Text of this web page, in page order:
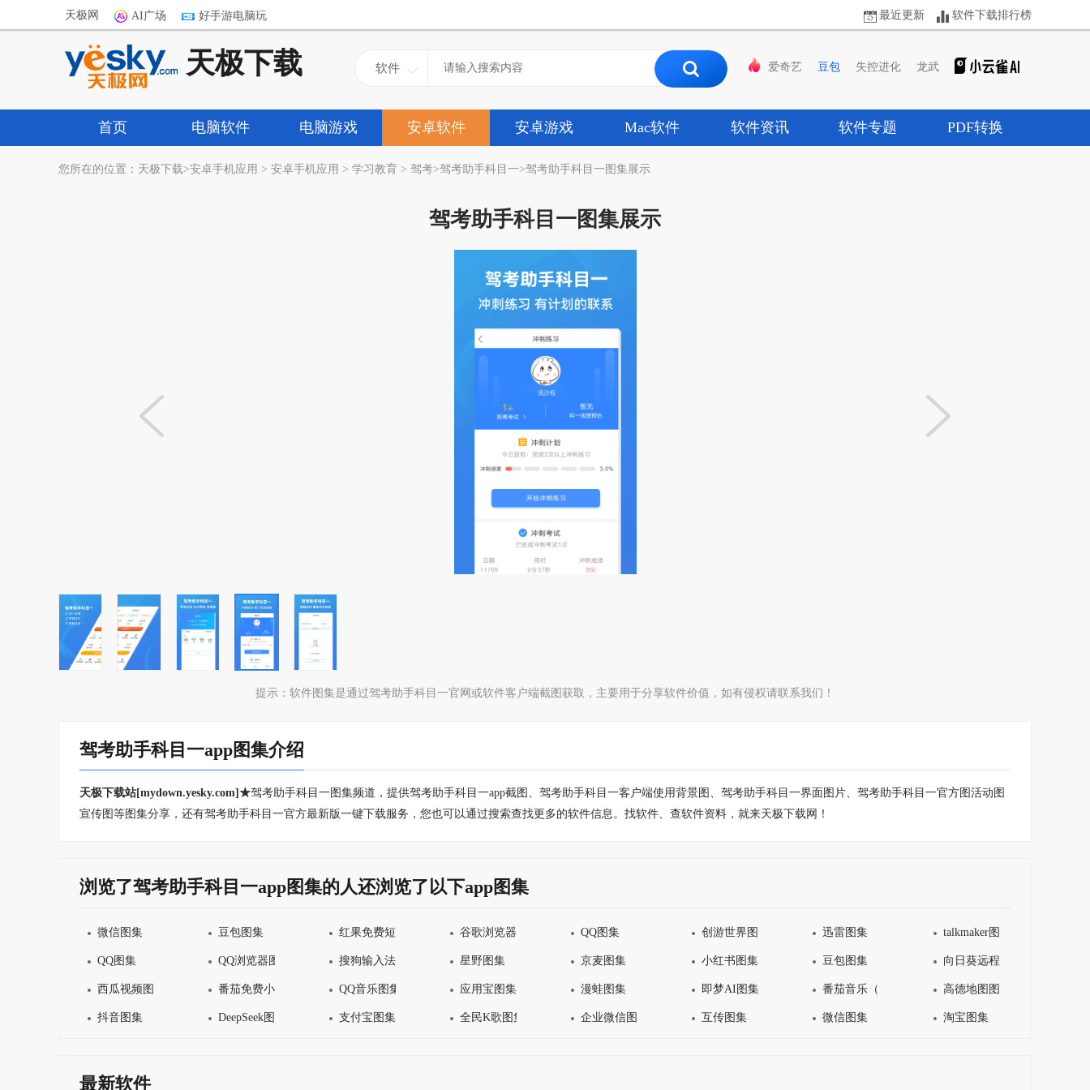
天极网 AI广场 好手游电脑玩 最近更新 软件下载排行榜
天极下载 软件 爱奇艺 豆包 失控进化 龙武
首页 电脑软件 电脑游戏 安卓软件 安卓游戏 Mac软件 软件资讯 软件专题 PDF转换
您所在的位置： 天极下载>安卓手机应用 > 安卓手机应用 > 学习教育 > 驾考>驾考助手科目一>驾考助手科目一图集展示
驾考助手科目一图集展示
提示： 软件图集是通过驾考助手科目一官网或软件客户端截图获取，主要用于分享软件价值，如有侵权请联系我们！
驾考助手科目一app图集介绍
天极下载站[mydown.yesky.com]★驾考助手科目一图集频道，提供驾考助手科目一app截图、驾考助手科目一客户端使用背景图、驾考助手科目一界面图片、驾考助手科目一官方图活动图
宣传图等图集分享，还有驾考助手科目一官方最新版一键下载服务，您也可以通过搜索查找更多的软件信息。找软件、查软件资料，就来天极下载网！
浏览了驾考助手科目一app图集的人还浏览了以下app图集
微信图集 豆包图集 红果免费短剧图集 谷歌浏览器Google Chrome图集
QQ图集 创游世界图集 迅雷图集 talkmaker图集
QQ图集 QQ浏览器图集 搜狗输入法图集 星野图集 京麦图集 小红书图集 豆包图集 向日葵远程控制图集
西瓜视频图集 番茄免费小说图集 QQ音乐图集 应用宝图集 漫蛙图集 即梦AI图集 番茄音乐（原畅听音乐）图集高德地图图集
抖音图集 DeepSeek图集 支付宝图集 全民K歌图集 企业微信图集 互传图集 微信图集 淘宝图集
最新软件